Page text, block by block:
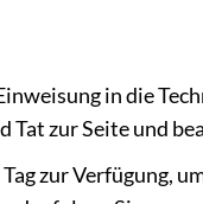
in die
zur Seite und
zur Verfügung,